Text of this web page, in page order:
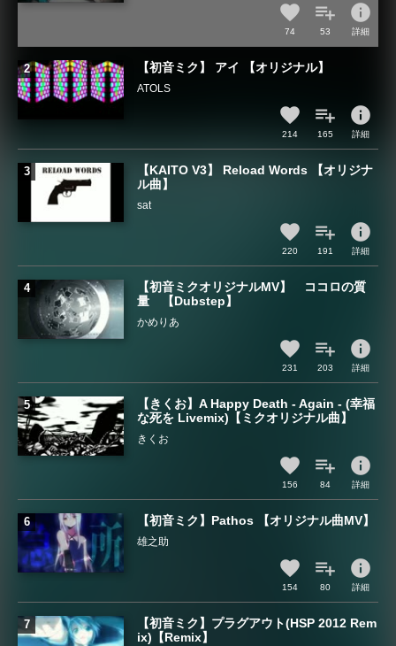
74 53
info
詳細
【初音ミク】 アイ 【オリジナル】
ATOLS
214 165
info
詳細
【KAITO V3】 Reload Words 【オリジナ
ル曲】
sat
220 191
info
詳細
【初音ミクオリジナルMV】 ココロの質
量 【Dubstep】
かめりあ
231 203
info
詳細
【きくお】A Happy Death - Again - (幸福
な死を Livemix)【ミクオリジナル曲】
きくお
156 84
info
詳細
【初音ミク】Pathos 【オリジナル曲MV】
雄之助
154 80
info
詳細
【初音ミク】プラグアウト(HSP 2012 Rem
ix)【Remix】